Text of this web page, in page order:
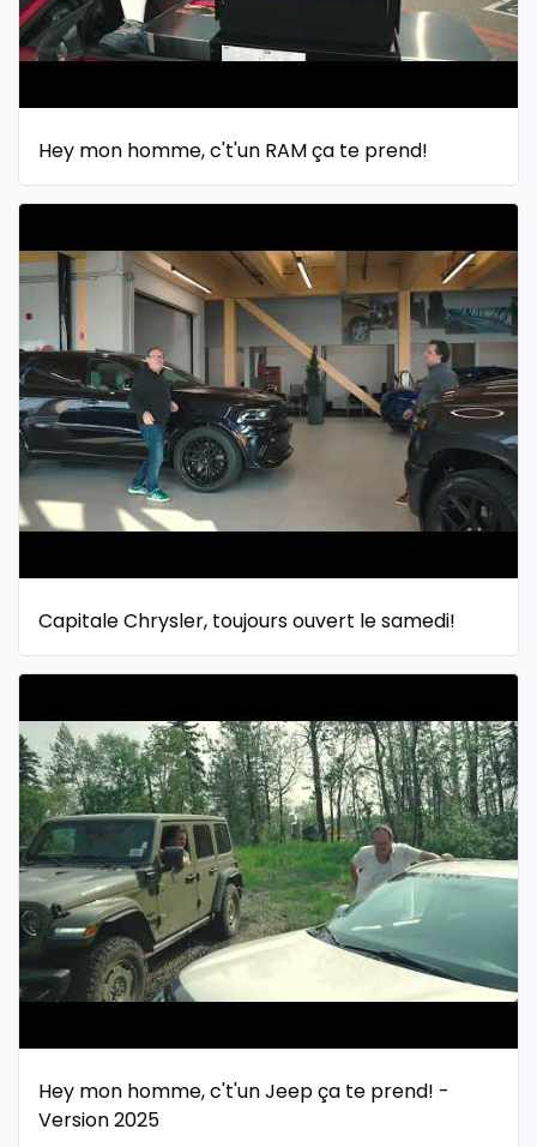
Hey mon homme, c't'un RAM ça te prend!
Capitale Chrysler, toujours ouvert le samedi!
Hey mon homme, c't'un Jeep ça te prend! -
Version 2025